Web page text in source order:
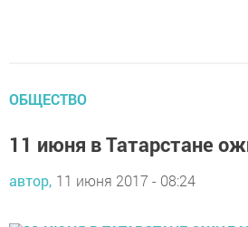
ОБЩЕСТВО
11 июня в Татарстане
автор, 11 июня 2017 - 08:24